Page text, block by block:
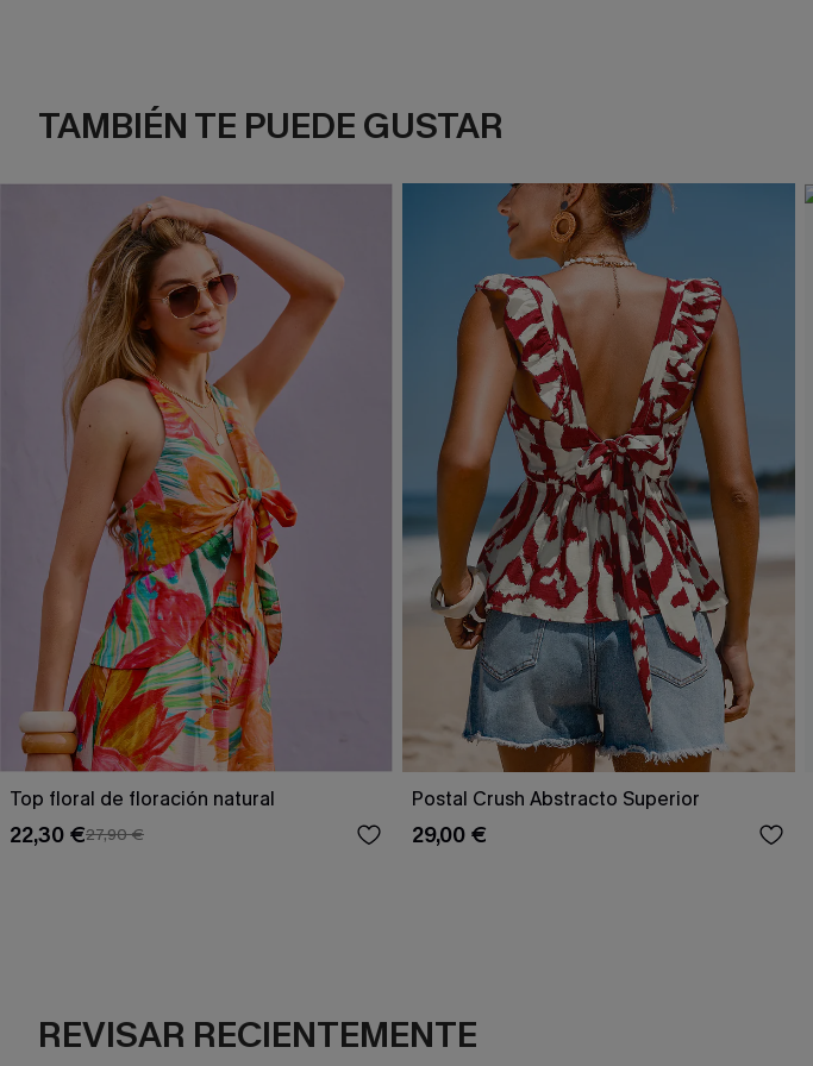
TAMBIÉN TE PUEDE GUSTAR
Top floral de floración natural
22,30 €27,90 €
Postal Crush Abstracto Superior
29,00 €
REVISAR RECIENTEMENTE